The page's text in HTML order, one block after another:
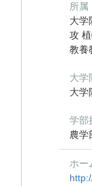
所属
大学
攻
教養
大学
大学
学部
農学
ホー